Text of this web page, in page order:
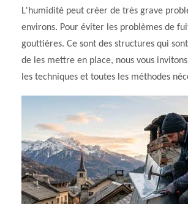
L'humidité peut créer de très grave
environs. Pour éviter les problèmes de
gouttières. Ce sont des structures qui
de les mettre en place, nous vous
les techniques et toutes les méthodes